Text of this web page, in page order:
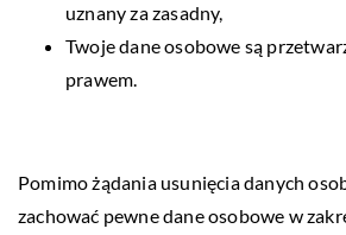
uznany za zasadny,
Twoje dane osobowe są
prawem.
Pomimo żądania usunięcia danych
zachować pewne dane osobowe w